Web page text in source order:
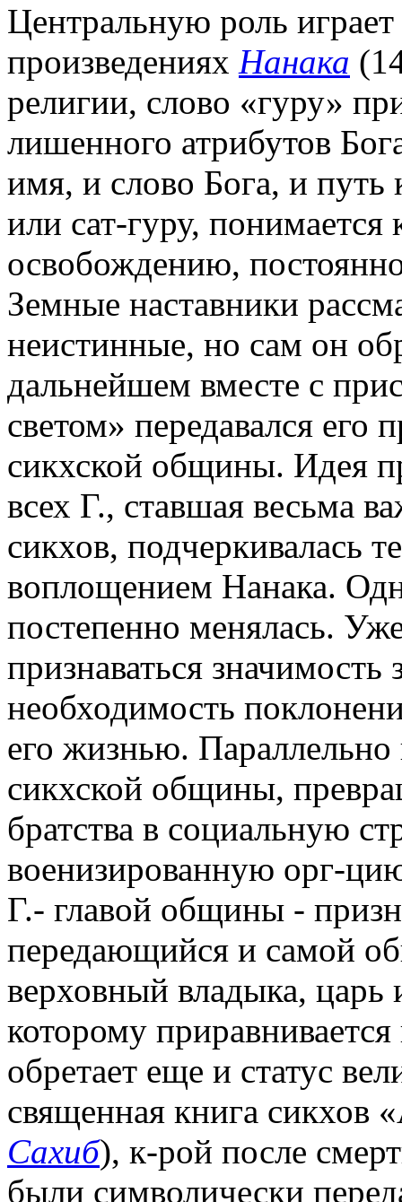
Центральную роль
произведениях Нанака
религии, слово «гуру»
лишенного атрибутов
имя, и слово Бога, и путь
или сат-гуру,
освобождению,
Земные наставники
неистинные, но сам он
дальнейшем вместе с
светом» передавался его
сикхской общины. Идея
всех Г., ставшая весьма
сикхов, подчеркивалась
воплощением Нанака.
постепенно менялась.
признаваться значимость
необходимость
его жизнью.
сикхской общины,
братства в социальную
военизированную орг-
Г.- главой общины -
передающийся и самой
верховный владыка,
которому
обретает еще и статус
священная книга сикхов
Сахиб), к-рой после
были символически